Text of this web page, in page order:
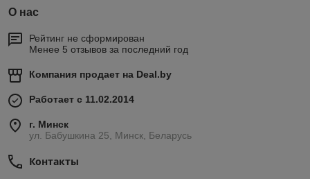
О нас
Рейтинг не сформирован
Менее 5 отзывов за последний год
Компания продает на Deal.by
Работает с 11.02.2014
г. Минск
ул. Бабушкина 25, Минск, Беларусь
Контакты